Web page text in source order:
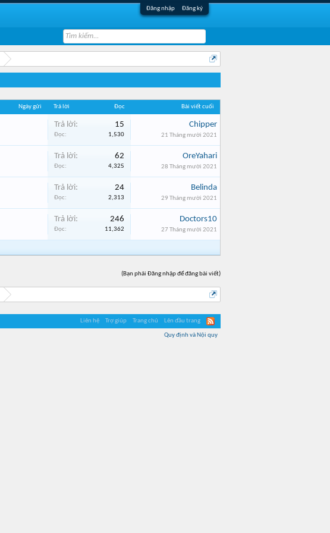
Đăng nhập Đăng ký
Ngày gửi Trả lời Đọc Bài viết cuối
Trả lời: 15
Đọc: 1,530
Chipper
21 Tháng mười 2021
Trả lời: 62
Đọc: 4,325
OreYahari
28 Tháng mười 2021
Trả lời: 24
Đọc: 2,313
Belinda
29 Tháng mười 2021
Trả lời: 246
Đọc: 11,362
Doctors10
27 Tháng mười 2021
(Bạn phải Đăng nhập để đăng bài viết)
Liên hệ Trợ giúp Trang chủ Lên đầu trang
Quy định và Nội quy